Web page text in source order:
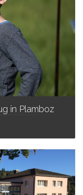
in Plamboz